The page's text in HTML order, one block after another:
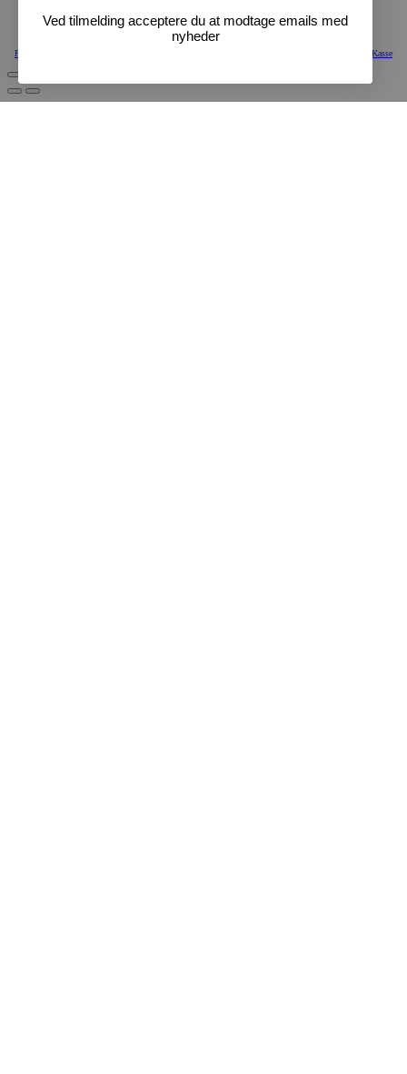
Fortsæt med at handle Kasse
Ved tilmelding acceptere du at modtage emails med
nyheder